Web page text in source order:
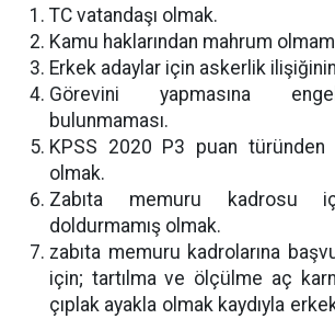
TC vatandaşı olmak.
Kamu haklarından mahrum
Erkek adaylar için askerlik
Görevini yapmasına engel
bulunmaması.
KPSS 2020 P3 puan
olmak.
Zabıta memuru kadrosu
doldurmamış olmak.
zabıta memuru kadrolarına
için; tartılma ve ölçülme aç
çıplak ayakla olmak kaydıyla